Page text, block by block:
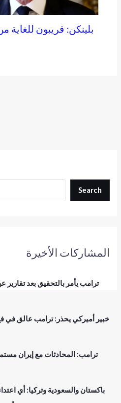
Search
المشاركات الأخيرة
ترامب يأمر بالتحقيق بعد
خبير أميركي يحذر: ترامب عالق
ترامب: المحادثات مع إيران
باكستان والسعودية وتركيا: أي
بلينكن: قريبون